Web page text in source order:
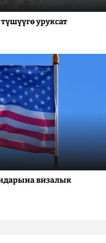
уруксат
визалык